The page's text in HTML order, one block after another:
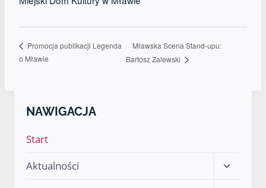
Promocja publikacji Legenda
o Mławie
Mławska Scena Stand-upu:
Bartosz Zalewski
NAWIGACJA
Start
Aktualności
Przełącz